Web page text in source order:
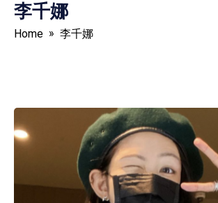
李千娜
Home » 李千娜